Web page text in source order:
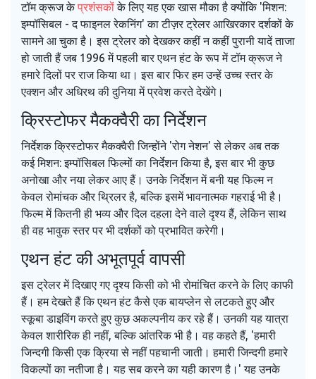
टॉम क्रूज केप्रशंसकों के लिए यह एक खास मौका है क्योंकि 'मिशन:
इम्पॉसिबल - द फाइनल रेकनिंग' का टीज़र ट्रेलर आखिरकार दर्शकों के
सामने आ चुका है। इस ट्रेलर को देखकर कहीं न कहीं पुरानी यादें ताजा
हो जाती हैं जब 1996 में पहली बार एथन हंट के रूप में टॉम क्रूज ने
हमारे दिलों पर राज किया था। इस बार फिर हम उन्हें उच्च स्तर के
एक्शन और अधिरथ की दुनिया में प्रवेश करते देखेंगे।
क्रिस्टोफर मैकक्वैरी का निर्देशन
निर्देशक क्रिस्टोफर मैकक्वैरी जिन्होंने 'रोग नेशन' से लेकर अब तक
कई मिशन: इम्पॉसिबल फिल्मों का निर्देशन किया है, इस बार भी कुछ
अनोखा और नया लेकर आए हैं। उनके निर्देशन में बनी यह फिल्म न
केवल रोमांचक और थ्रिलर है, बल्कि इसमें भावनात्मक गहराई भी है।
फिल्म में कितनी ही भव्य और दिल दहला देने वाले दृश्य हैं, लेकिन साथ
ही वह भावुक स्तर पर भी दर्शकों को प्रभावित करेगी।
एथन हंट की अभूतपूर्व वापसी
इस ट्रेलर में दिखाए गए दृश्य किसी को भी रोमांचित करने के लिए काफी
हैं। हम देखते हैं कि एथन हंट कैसे एक बायप्लेन से लटकते हुए और
स्कूबा डाइविंग करते हुए कुछ अकल्पनीय कर रहे हैं। उनकी यह यात्रा
केवल शारीरिक ही नहीं, बल्कि आंतरिक भी है। वह कहते हैं, 'हमारी
जिन्दगी किसी एक क्रिया से नहीं पहचानी जाती। हमारी जिन्दगी हमारे
विकल्पों का नतीजा है। यह सब करने का यही कारण है।' यह उनके